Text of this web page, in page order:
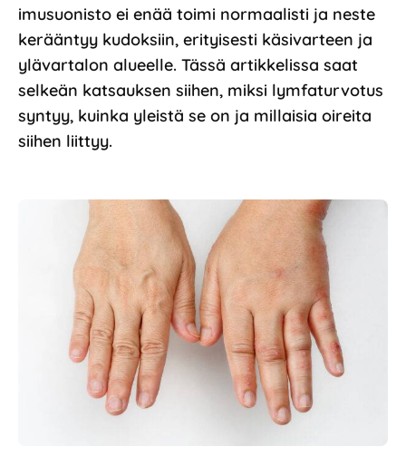
imusuonisto ei enää toimi normaalisti ja neste
kerääntyy kudoksiin, erityisesti käsivarteen ja
ylävartalon alueelle. Tässä artikkelissa saat
selkeän katsauksen siihen, miksi lymfaturvotus
syntyy, kuinka yleistä se on ja millaisia oireita
siihen liittyy.